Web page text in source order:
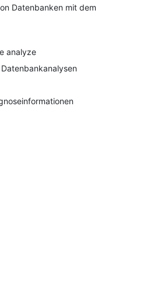
Datenbanken mit dem
analyze